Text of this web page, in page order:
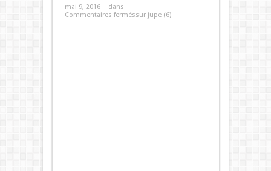
mai 9, 2016
dans
Commentaires ferméssur jupe (6)